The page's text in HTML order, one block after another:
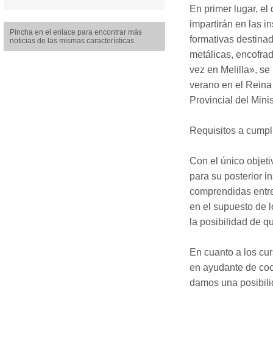
Pincha en el enlace para encontrar más
noticias de las mismas características.
En primer lugar,
impartirán en las
formativas
metálicas,
vez en Melilla», se
verano en el
Provincial del
Requisitos a
Con el único
para su posterior
comprendidas
en el supuesto de
la posibilidad de
En cuanto a los
en ayudante de
damos una